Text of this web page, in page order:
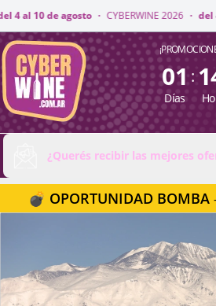
2026 · del 4 al 10 de agosto ·
CyberWine
01
Días
:
¿Querés recibir las mejores
💣 OPORTUNIDAD BOMBA